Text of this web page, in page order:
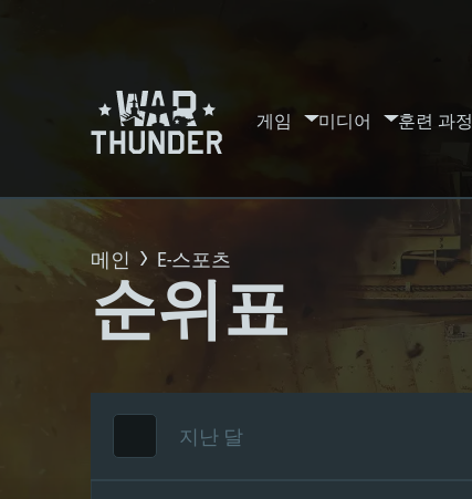
게임 미디어 훈련 과정
메인 E-스포츠
순위표
지난 달